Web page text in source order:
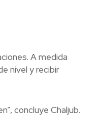
A medida
nivel y recibir
concluye Chaljub.